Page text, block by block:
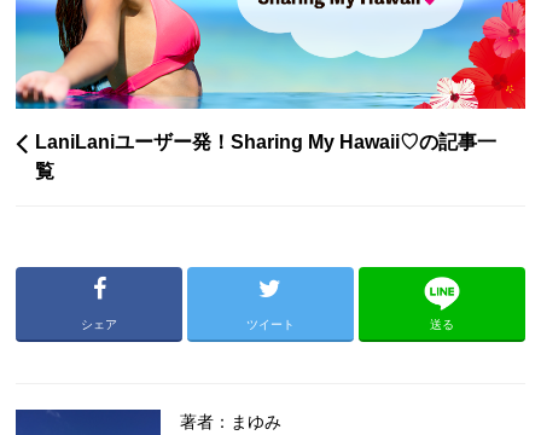
LaniLaniユーザー発！Sharing My Hawaii♡の記事一
覧
シェア ツイート 送る
著者：まゆみ